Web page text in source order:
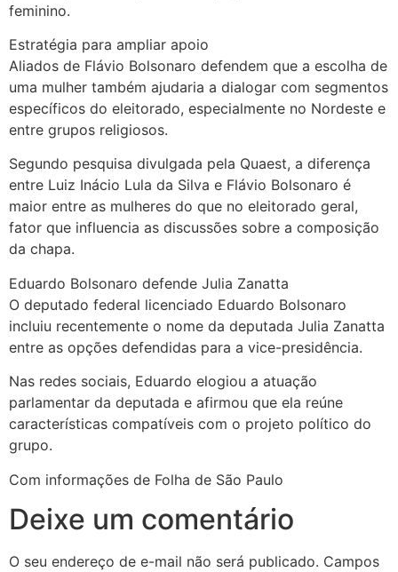
feminino.
Estratégia para ampliar apoio
Aliados de Flávio Bolsonaro defendem que a escolha de
uma mulher também ajudaria a dialogar com segmentos
específicos do eleitorado, especialmente no Nordeste e
entre grupos religiosos.
Segundo pesquisa divulgada pela Quaest, a diferença
entre Luiz Inácio Lula da Silva e Flávio Bolsonaro é
maior entre as mulheres do que no eleitorado geral,
fator que influencia as discussões sobre a composição
da chapa.
Eduardo Bolsonaro defende Julia Zanatta
O deputado federal licenciado Eduardo Bolsonaro
incluiu recentemente o nome da deputada Julia Zanatta
entre as opções defendidas para a vice-presidência.
Nas redes sociais, Eduardo elogiou a atuação
parlamentar da deputada e afirmou que ela reúne
características compatíveis com o projeto político do
grupo.
Com informações de Folha de São Paulo
Deixe um comentário
O seu endereço de e-mail não será publicado. Campos